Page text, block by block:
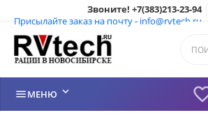
Звоните! +7(383)213-23-94
Присылайте заказ на почту - info@rvtech.ru
МЕНЮ 